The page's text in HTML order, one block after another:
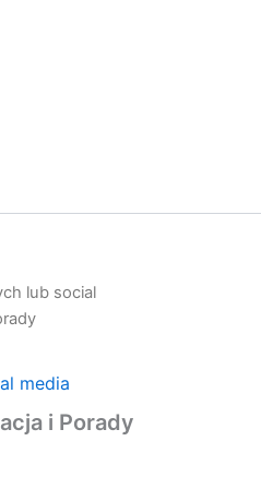
lub social
media
i Porady